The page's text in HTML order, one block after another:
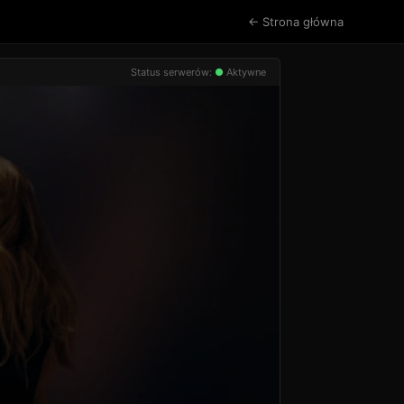
← Strona główna
Status serwerów: ● Aktywne